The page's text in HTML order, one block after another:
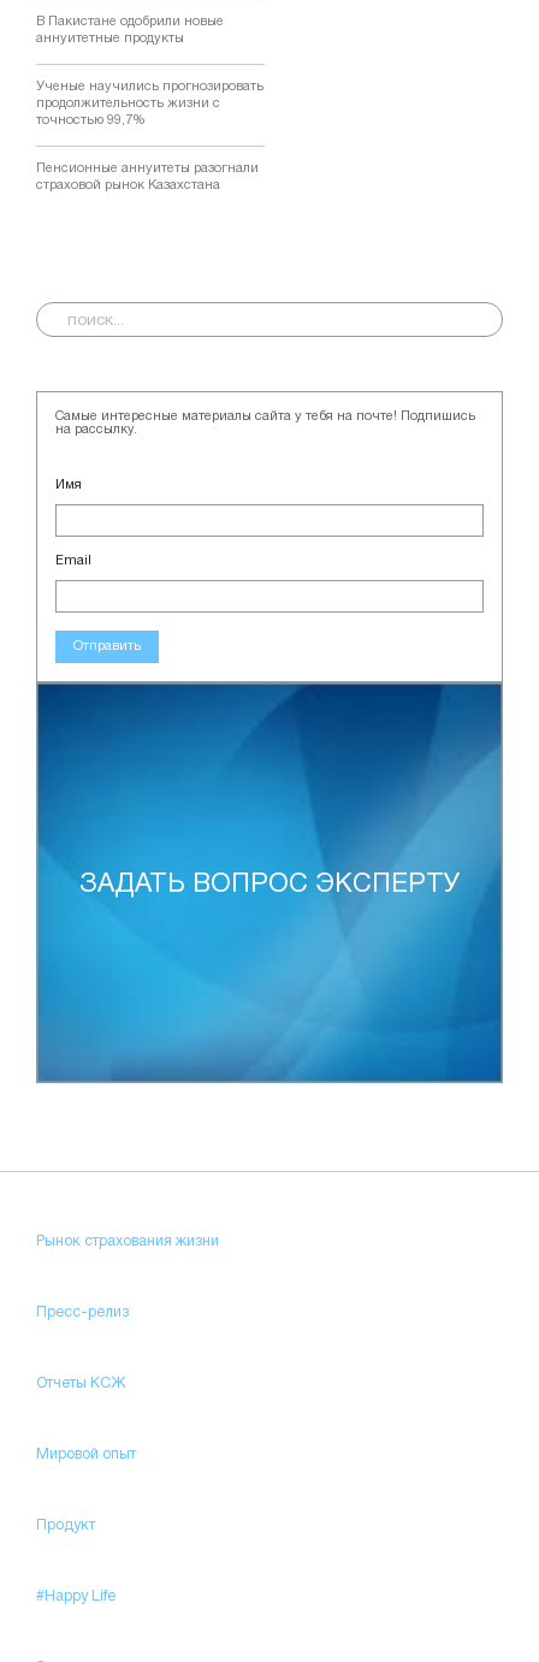
В Пакистане одобрили новые
аннуитетные продукты
Ученые научились прогнозировать
продолжительность жизни с
точностью 99,7%
Пенсионные аннуитеты разогнали
страховой рынок Казахстана
Самые интересные материалы сайта у тебя на почте! Подпишись
на рассылку.
Имя
Email
Отправить
ЗАДАТЬ ВОПРОС ЭКСПЕРТУ
Рынок страхования жизни
Пресс-релиз
Отчеты КСЖ
Мировой опыт
Продукт
#Happy Life